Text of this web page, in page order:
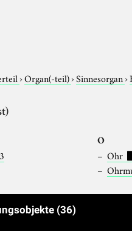
›Organ(-teil)›Sinnesorgan›
3
O
Ohr
(36)